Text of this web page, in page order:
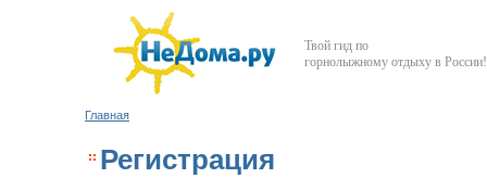
Твой гид по
горнолыжному отдыху в России!
Главная
Регистрация